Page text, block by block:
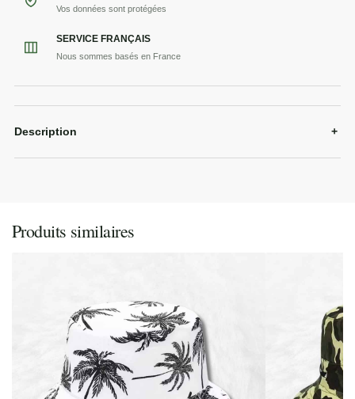
Vos données sont protégées
SERVICE FRANÇAIS
Nous sommes basés en France
Description +
Produits similaires